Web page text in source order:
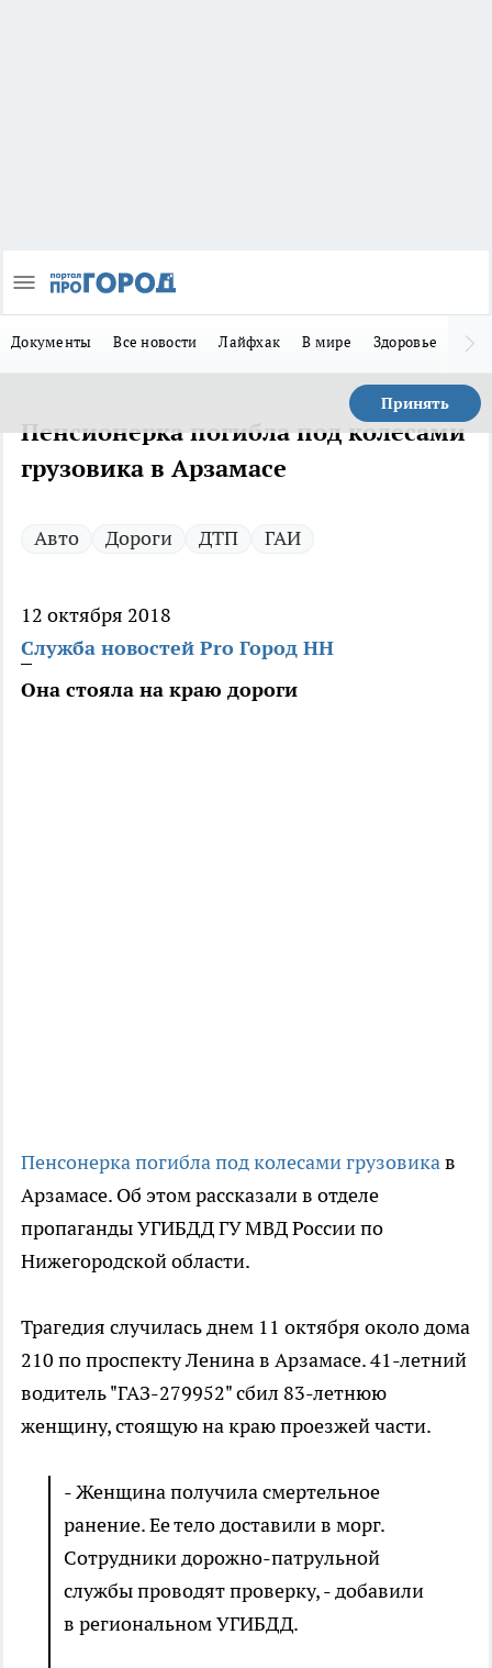
Документы Все новости Лайфхак В мире Здоровье
Принять
Пенсионерка погибла под колесами
грузовика в Арзамасе
Авто Дороги ДТП ГАИ
12 октября 2018
Служба новостей Pro Город НН
Она стояла на краю дороги
Пенсонерка погибла под колесами грузовикав
Арзамасе. Об этом рассказали в отделе
пропаганды УГИБДД ГУ МВД России по
Нижегородской области.
Трагедия случилась днем 11 октября около дома
210 по проспекту Ленина в Арзамасе. 41-летний
водитель "ГАЗ-279952" сбил 83-летнюю
женщину, стоящую на краю проезжей части.
- Женщина получила смертельное
ранение. Ее тело доставили в морг.
Сотрудники дорожно-патрульной
службы проводят проверку, - добавили
в региональном УГИБДД.